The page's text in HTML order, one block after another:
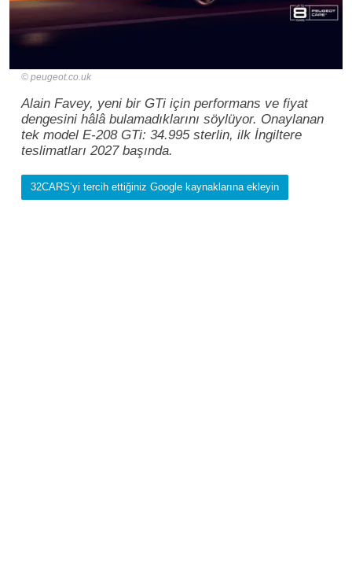
peugeot.co.uk
Alain Favey, yeni bir GTi için performans ve fiyat
dengesini hâlâ bulamadıklarını söylüyor. Onaylanan
tek model E-208 GTi: 34.995 sterlin, ilk İngiltere
teslimatları 2027 başında.
32CARS’yi tercih ettiğiniz Google kaynaklarına ekleyin